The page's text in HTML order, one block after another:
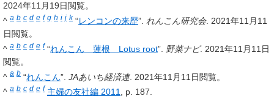
2024年11月19日閲覧。
^ a b c d e f g h i j k “レンコンの来歴”. れんこん研究会. 2021年11月11
日閲覧。
^ a b c d e f “れんこん 蓮根 Lotus root”. 野菜ナビ. 2021年11月11日
閲覧。
^ a b “れんこん”. JAあいち経済連. 2021年11月11日閲覧。
^ a b c d e f 主婦の友社編 2011
, p. 187.